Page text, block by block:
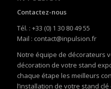
Contactez-nous
Tél. : +33 (0) 1 30 80 49 55
Mail : contact@inpulsion.fr
Notre équipe de décorateurs
décoration de votre stand
chaque étape les meilleurs
l’installation de votre stand clé